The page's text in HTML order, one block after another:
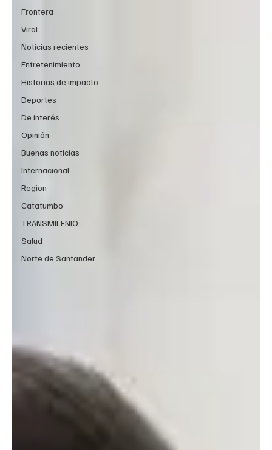
Frontera
Viral
Noticias recientes
Entretenimiento
Historias de impacto
Deportes
De interés
Opinión
Buenas noticias
Internacional
Region
Catatumbo
TRANSMILENIO
Salud
Norte de Santander